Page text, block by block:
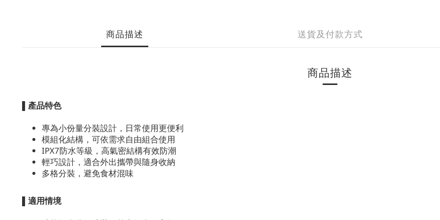
商品描述 送貨及付款方式
商品描述
▌產品特色
專為小份量分裝設計，日常使用更便利
模組化結構，可依需求自由組合使用
IPX7防水等級，高氣密結構有效防潮
輕巧設計，適合外出攜帶與隨身收納
多格分裝，避免食材混味
▌適用情境